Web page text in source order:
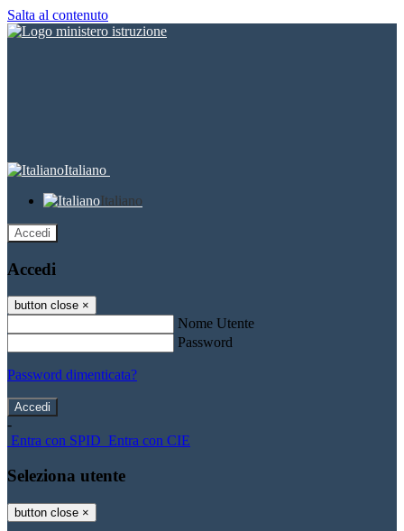
Salta al contenuto
Italiano
Italiano
Accedi
Accedi
button close ×
Nome Utente
Password
Password dimenticata?
-
Entra con SPID Entra con CIE
Seleziona utente
button close ×